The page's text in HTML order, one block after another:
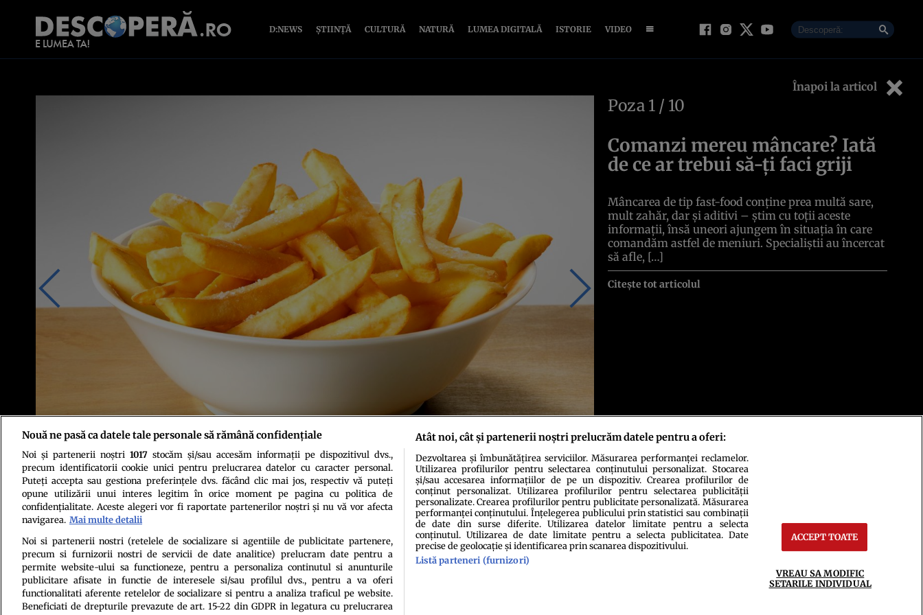
D:NEWS ȘTIINȚĂ CULTURĂ NATURĂ LUMEA DIGITALĂ ISTORIE VIDEO
Înapoi la articol
Foto: Shutterstock
Poza 1 / 10
Comanzi mereu mâncare? Iată
de ce ar trebui să-ți faci griji
Mâncarea de tip fast-food conține prea multă sare,
mult zahăr, dar și aditivi – știm cu toții aceste
informații, însă uneori ajungem în situația în care
comandăm astfel de meniuri. Specialiștii au încercat
să afle, […]
Citește tot articolul
Politica de confidenţialitatePolitica de cookiesTermeni şi condiţiiEchipa redacțională
Nouă ne pasă ca datele tale personale să rămână confidențiale
Noi și partenerii noștri 1017stocăm și/sau accesăm informații pe dispozitivul dvs.,
precum identificatorii cookie unici pentru prelucrarea datelor cu caracter personal.
Puteți accepta sau gestiona preferințele dvs. făcând clic mai jos, respectiv vă puteți
opune utilizării unui interes legitim în orice moment pe pagina cu politica de
confidențialitate. Aceste alegeri vor fi raportate partenerilor noștri și nu vă vor afecta
navigarea. Mai multe detalii
Noi si partenerii nostri (retelele de socializare si agentiile de publicitate partenere,
precum si furnizorii nostri de servicii de date analitice) prelucram date pentru a
permite website-ului sa functioneze, pentru a personaliza continutul si anunturile
publicitare afisate in functie de interesele si/sau profilul dvs., pentru a va oferi
functionalitati aferente retelelor de socializare si pentru a analiza traficul pe website.
Beneficiati de drepturile prevazute de art. 15-22 din GDPR in legatura cu prelucrarea
Atât noi, cât și partenerii noștri prelucrăm datele pentru a oferi:
Dezvoltarea și îmbunătățirea serviciilor. Măsurarea performanței reclamelor.
Utilizarea profilurilor pentru selectarea conținutului personalizat. Stocarea
și/sau accesarea informațiilor de pe un dispozitiv. Crearea profilurilor de
conținut personalizat. Utilizarea profilurilor pentru selectarea publicității
personalizate. Crearea profilurilor pentru publicitate personalizată. Măsurarea
performanței conținutului. Înțelegerea publicului prin statistici sau combinații
de date din surse diferite. Utilizarea datelor limitate pentru a selecta
conținutul. Utilizarea de date limitate pentru a selecta publicitatea. Date
precise de geolocație și identificarea prin scanarea dispozitivului.
Listă parteneri (furnizori)
ACCEPT TOATE
VREAU SA MODIFIC
SETARILE INDIVIDUAL